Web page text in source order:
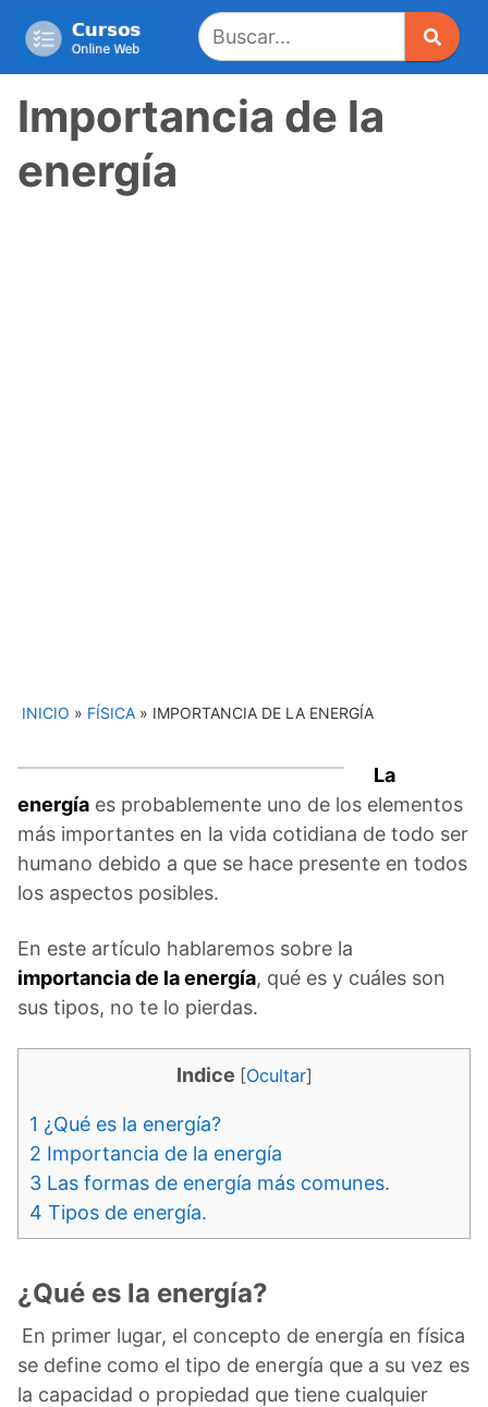
Importancia de la
energía
INICIO » FÍSICA » IMPORTANCIA DE LA ENERGÍA
La
energía es probablemente uno de los elementos
más importantes en la vida cotidiana de todo ser
humano debido a que se hace presente en todos
los aspectos posibles.
En este artículo hablaremos sobre la
importancia de la energía, qué es y cuáles son
sus tipos, no te lo pierdas.
Indice [Ocultar]
1 ¿Qué es la energía?
2 Importancia de la energía
3 Las formas de energía más comunes.
4 Tipos de energía.
¿Qué es la energía?
En primer lugar, el concepto de energía en física
se define como el tipo de energía que a su vez es
la capacidad o propiedad que tiene cualquier